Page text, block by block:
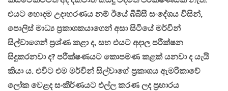
එයට හොදම උදාහරණය නම් ඊයේ බීබීසී සංදේශය විසින්,
පොලිස් මාධ්‍ය ප්‍රකාශකයාගෙන් අසා සිටියේ මර්වින්
සිල්වාගෙන් ප්‍රශ්ණ කළා ද, සහ එයට අදාල පරීක්ෂන
සිදුකරනවා ද? පරීක්ෂණයට කොපමණ කළක් යනවා ද යැයි
කියා ය. එවිට එම මර්වින් සිල්වාගේ ප්‍රකාශය ඇමරිකාවේ
ලෝක වෙළද සංකීර්ණයට එල්ල කරණ ලද ප්‍රහාරය